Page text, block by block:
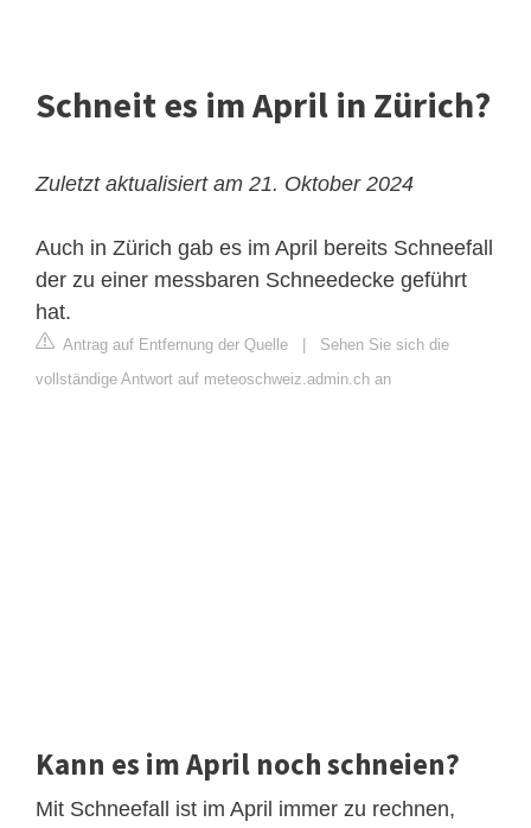
Schneit es im April in Zürich?
Zuletzt aktualisiert am 21. Oktober 2024
Auch in Zürich gab es im April bereits Schneefall
der zu einer messbaren Schneedecke geführt
hat.
Antrag auf Entfernung der Quelle
Sehen Sie sich die
vollständige Antwort auf meteoschweiz.admin.ch an
Kann es im April noch schneien?
Mit Schneefall ist im April immer zu rechnen,